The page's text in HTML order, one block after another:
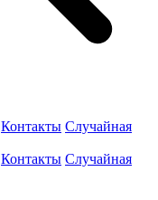
Контакты Случайная
Контакты Случайная